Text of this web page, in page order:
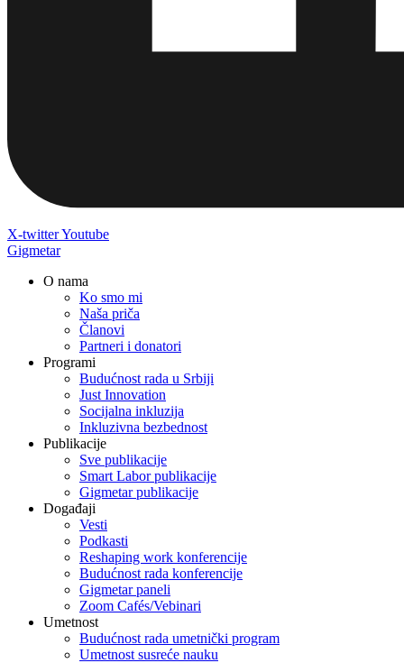
X-twitterYoutube
Gigmetar
O nama
Ko smo mi
Naša priča
Članovi
Partneri i donatori
Programi
Budućnost rada u Srbiji
Just Innovation
Socijalna inkluzija
Inkluzivna bezbednost
Publikacije
Sve publikacije
Smart Labor publikacije
Gigmetar publikacije
Događaji
Vesti
Podkasti
Reshaping work konferencije
Budućnost rada konferencije
Gigmetar paneli
Zoom Cafés/Vebinari
Umetnost
Budućnost rada umetnički program
Umetnost susreće nauku